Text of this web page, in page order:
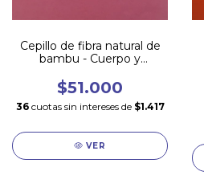
Cepillo de fibra natural de
bambu - Cuerpo y
$51.000
36 cuotas sin intereses de $1.417
VER